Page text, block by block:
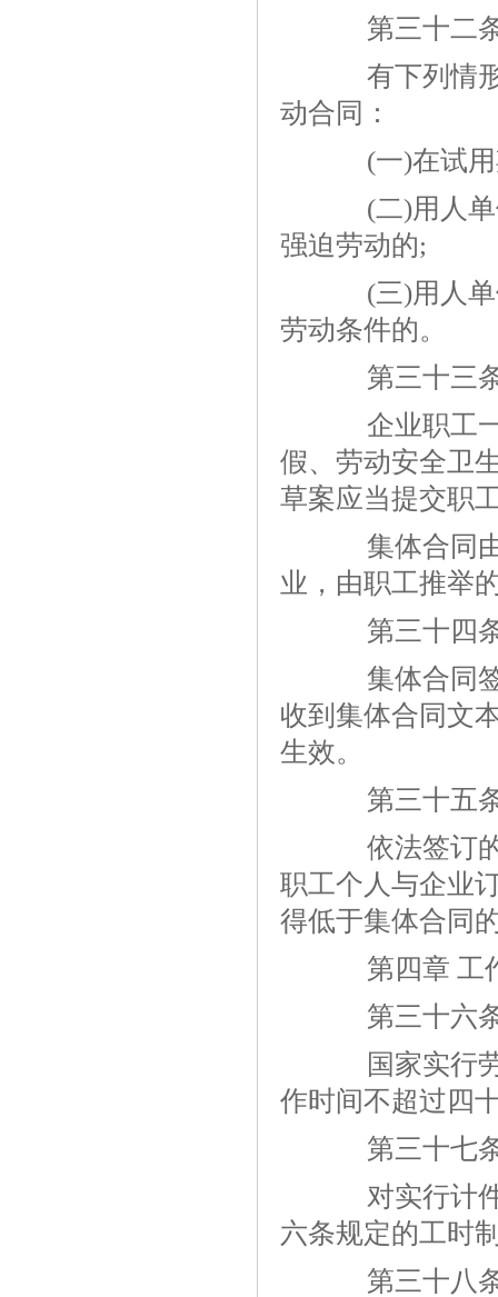
第三十二
有下列情形
动合同：
(一)在试用
(二)用人单
强迫劳动的;
(三)用人单
劳动条件的。
第三十三
企业职工一
假、劳动安全卫
草案应当提交职
集体合同由
业，由职工推举
第三十四
集体合同签
收到集体合同文
生效。
第三十五
依法签订的
职工个人与企业
得低于集体合同
第四章 工
第三十六
国家实行劳
作时间不超过四
第三十七
对实行计件
六条规定的工时
第三十八条